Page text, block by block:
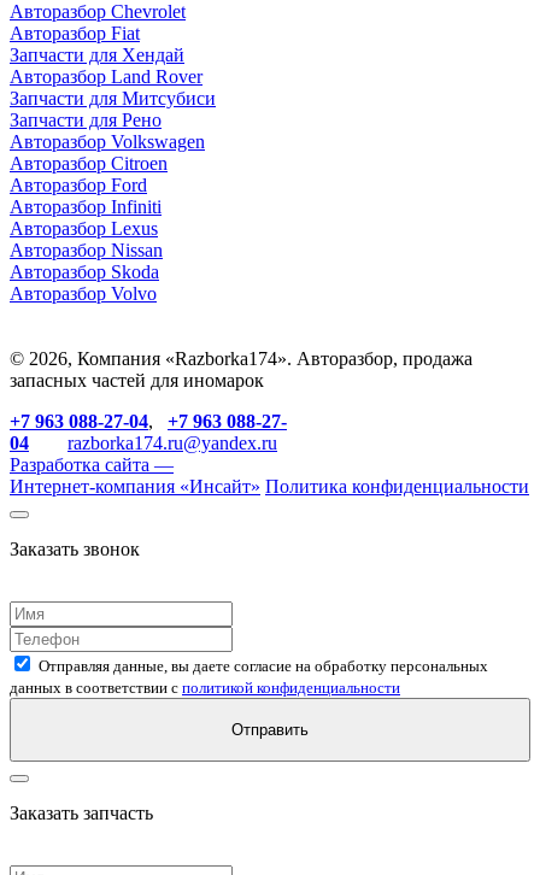
Авторазбор Chevrolet
Авторазбор Fiat
Запчасти для Хендай
Авторазбор Land Rover
Запчасти для Митсубиси
Запчасти для Рено
Авторазбор Volkswagen
Авторазбор Citroen
Авторазбор Ford
Авторазбор Infiniti
Авторазбор Lexus
Авторазбор Nissan
Авторазбор Skoda
Авторазбор Volvo
© 2026, Компания «Razborka174». Авторазбор, продажа
запасных частей для иномарок
+7 963 088-27-04, +7 963 088-27-
04
razborka174.ru@yandex.ru
Разработка сайта —
Интернет-компания «Инсайт» Политика конфиденциальности
Заказать звонок
Отправляя данные, вы даете согласие на обработку персональных
данных в соответствии с политикой конфиденциальности
Отправить
Заказать запчасть